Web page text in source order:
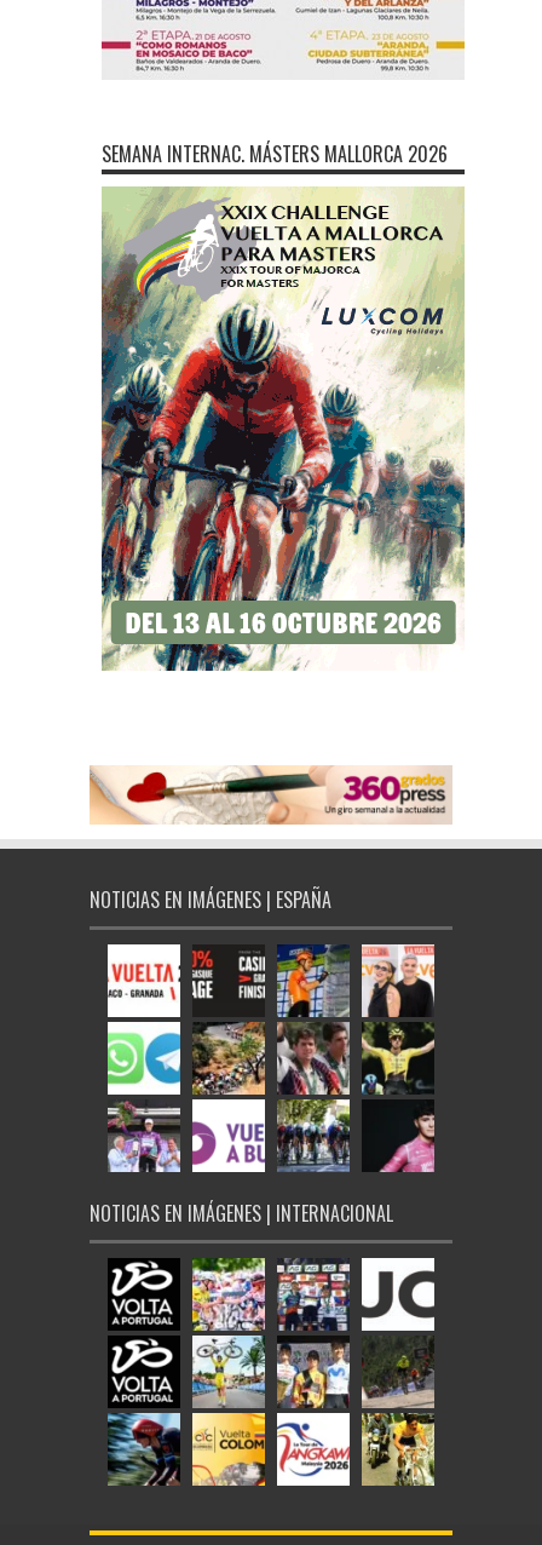
SEMANA INTERNAC. MÁSTERS MALLORCA 2026
NOTICIAS EN IMÁGENES | ESPAÑA
NOTICIAS EN IMÁGENES | INTERNACIONAL